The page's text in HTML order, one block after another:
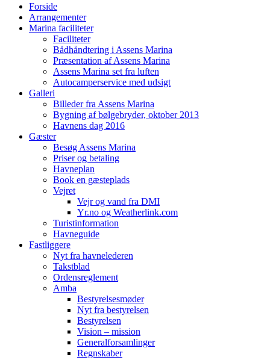
Forside
Arrangementer
Marina faciliteter
Faciliteter
Bådhåndtering i Assens Marina
Præsentation af Assens Marina
Assens Marina set fra luften
Autocamperservice med udsigt
Galleri
Billeder fra Assens Marina
Bygning af bølgebryder, oktober 2013
Havnens dag 2016
Gæster
Besøg Assens Marina
Priser og betaling
Havneplan
Book en gæsteplads
Vejret
Vejr og vand fra DMI
Yr.no og Weatherlink.com
Turistinformation
Havneguide
Fastliggere
Nyt fra havnelederen
Takstblad
Ordensreglement
Amba
Bestyrelsesmøder
Nyt fra bestyrelsen
Bestyrelsen
Vision – mission
Generalforsamlinger
Regnskaber